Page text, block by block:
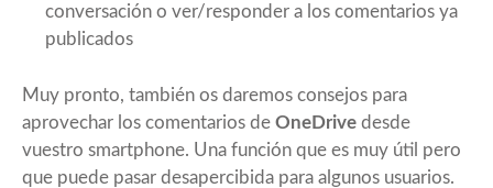
conversación o ver/responder a los comentarios ya
publicados
Muy pronto, también os daremos consejos para
aprovechar los comentarios de OneDrive desde
vuestro smartphone. Una función que es muy útil pero
que puede pasar desapercibida para algunos usuarios.